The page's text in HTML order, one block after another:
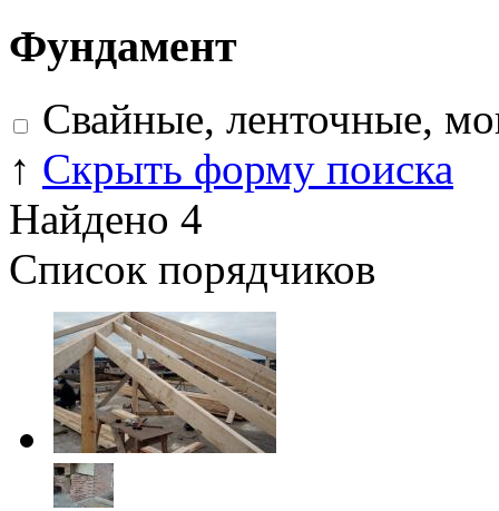
Фундамент
Свайные, ленточные,
↑ Скрыть форму поиска
Найдено 4
Список порядчиков